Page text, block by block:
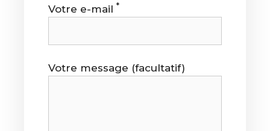
Votre e-mail *
Votre message (facultatif)